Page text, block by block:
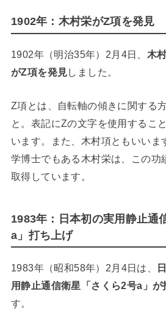
1902年：木村栄がZ項を発見
1902年（明治35年）2月4日、 木
がZ項を発見 しました。
Z項とは、自転軸の傾きに関する
と。表記にZの文字を使用するこ
います。また、木村項ともいいま
学博士でもある木村栄は、この功
取得しています。
1983年：日本初の実用静止通
a」打ち上げ
1983年（昭和58年）2月4日は、
用静止通信衛星「さくら2号a」が
す。